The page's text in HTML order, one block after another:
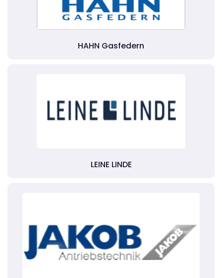
HAHN Gasfedern
LEINE LINDE